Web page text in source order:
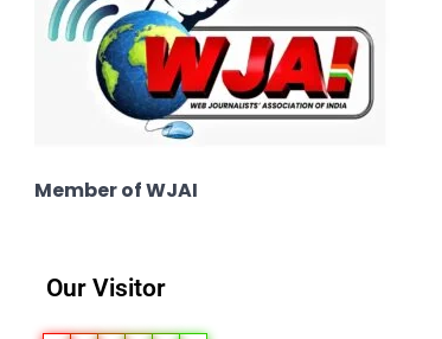
Member of WJAI
Our Visitor